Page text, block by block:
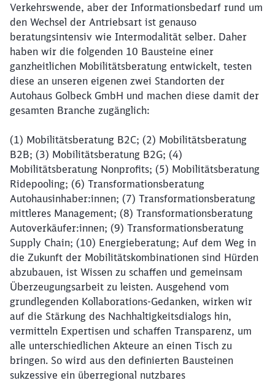
Verkehrswende, aber der Informationsbedarf rund um
den Wechsel der Antriebsart ist genauso
beratungsintensiv wie Intermodalität selber. Daher
haben wir die folgenden 10 Bausteine einer
ganzheitlichen Mobilitätsberatung entwickelt, testen
diese an unseren eigenen zwei Standorten der
Autohaus Golbeck GmbH und machen diese damit der
gesamten Branche zugänglich:
(1) Mobilitätsberatung B2C; (2) Mobilitätsberatung
B2B; (3) Mobilitätsberatung B2G; (4)
Mobilitätsberatung Nonprofits; (5) Mobilitätsberatung
Ridepooling; (6) Transformationsberatung
Autohausinhaber:innen; (7) Transformationsberatung
mittleres Management; (8) Transformationsberatung
Autoverkäufer:innen; (9) Transformationsberatung
Supply Chain; (10) Energieberatung; Auf dem Weg in
die Zukunft der Mobilitätskombinationen sind Hürden
abzubauen, ist Wissen zu schaffen und gemeinsam
Überzeugungsarbeit zu leisten. Ausgehend vom
grundlegenden Kollaborations-Gedanken, wirken wir
auf die Stärkung des Nachhaltigkeitsdialogs hin,
vermitteln Expertisen und schaffen Transparenz, um
alle unterschiedlichen Akteure an einen Tisch zu
bringen. So wird aus den definierten Bausteinen
sukzessive ein überregional nutzbares